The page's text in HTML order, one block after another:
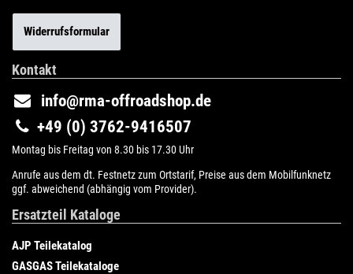
Widerrufsformular
Kontakt
info@rma-offroadshop.de
+49 (0) 3762-9416507
Montag bis Freitag von 8.30 bis 17.30 Uhr
Anrufe aus dem dt. Festnetz zum Ortstarif, Preise aus dem Mobilfunknetz
ggf. abweichend (abhängig vom Provider).
Ersatzteil Kataloge
AJP Teilekatalog
GASGAS Teilekataloge